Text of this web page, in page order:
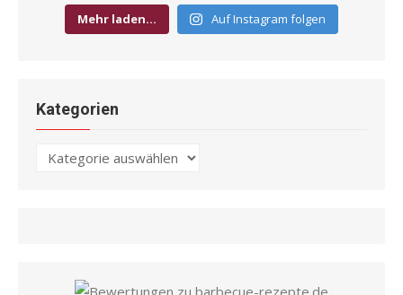
Mehr laden… Auf Instagram folgen
Kategorien
Kategorien